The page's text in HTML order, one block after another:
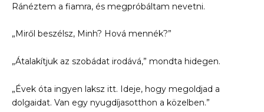
Ránéztem a fiamra, és megpróbáltam nevetni.
„Miről beszélsz, Minh? Hová mennék?”
„Átalakítjuk az szobádat irodává,” mondta hidegen.
„Évek óta ingyen laksz itt. Ideje, hogy megoldjad a
dolgaidat. Van egy nyugdíjasotthon a közelben.”